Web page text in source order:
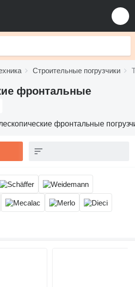
Строительные погрузчики
фронтальные
фронтальные